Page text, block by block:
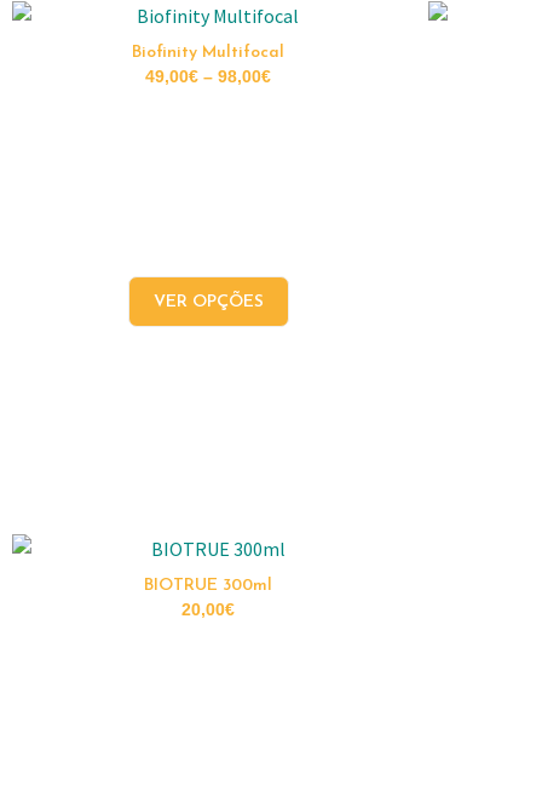
Biofinity Multifocal
49,00€ – 98,00€
VER OPÇÕES
BIOTRUE 300ml
20,00€